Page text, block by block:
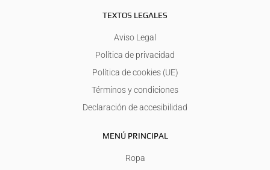
TEXTOS LEGALES
Aviso Legal
Política de privacidad
Política de cookies (UE)
Términos y condiciones
Declaración de accesibilidad
MENÚ PRINCIPAL
Ropa